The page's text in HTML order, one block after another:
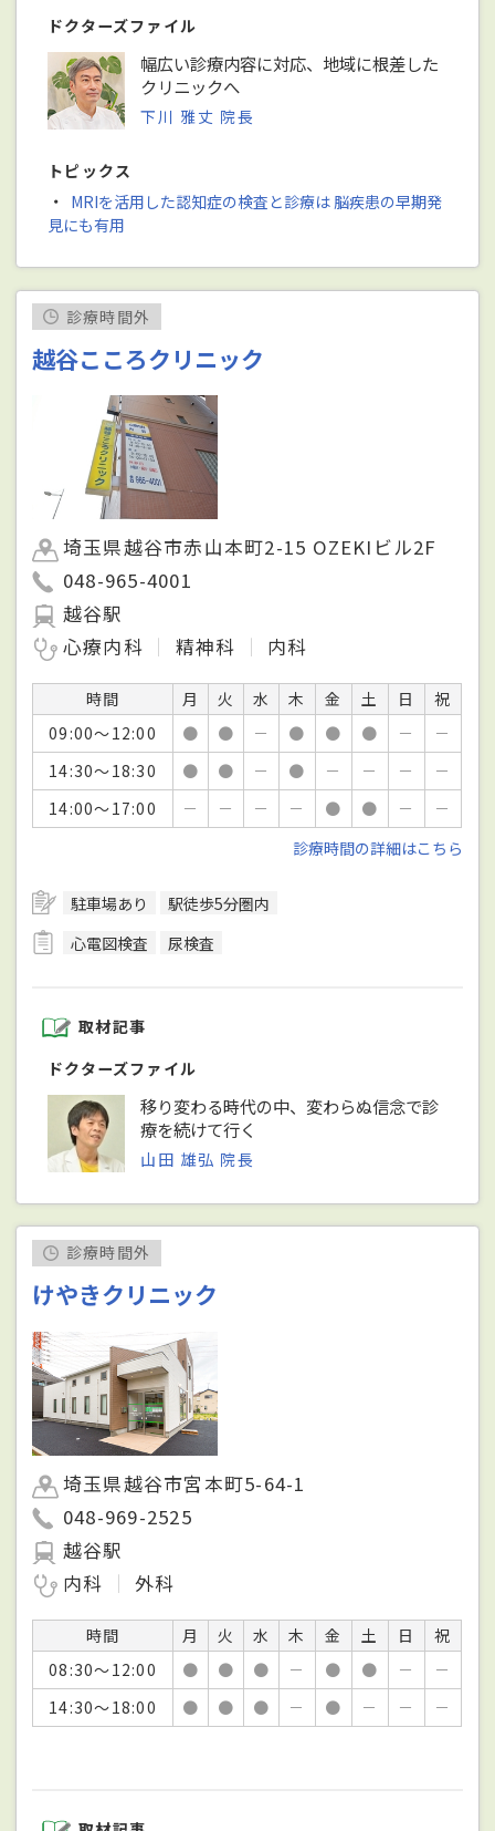
ドクターズファイル
幅広い診療内容に対応、地域に根差した
クリニックへ
下川 雅丈 院長
トピックス
・ MRIを活用した認知症の検査と診療は 脳疾患の早期発
見にも有用
診療時間外
越谷こころクリニック
埼玉県越谷市赤山本町2-15 OZEKIビル2F
048-965-4001
越谷駅
心療内科
精神科 内科
時間 月 火 水 木 金 土 日
祝
09:00～12:00
● ● － ● ● ● －
－
14:30～18:30
● ● － ● － － －
－
14:00～17:00
－ － － － ● ● －
－
診療時間の詳細はこちら
駐車場あり
駅徒歩5分圏内
心電図検査
尿検査
取材記事
ドクターズファイル
移り変わる時代の中、変わらぬ信念で診
療を続けて行く
山田 雄弘 院長
診療時間外
けやきクリニック
埼玉県越谷市宮本町5-64-1
048-969-2525
越谷駅
内科
外科
時間 月 火 水 木 金 土 日
祝
08:30～12:00
● ● ● － ● ● －
－
14:30～18:00
● ● ● － ● － － －